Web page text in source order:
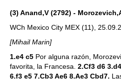
(3) Anand,V (2792) -
WCh Mexico City MEX (11),
[Mihail Marin]
1.e4 c5 Por alguna razón,
favorita, la Francesa. 2.Cf3 d6
6.f3 e5 7.Cb3 Ae6 8.Ae3 Cbd7.